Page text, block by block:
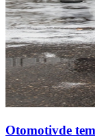
Otomotivde